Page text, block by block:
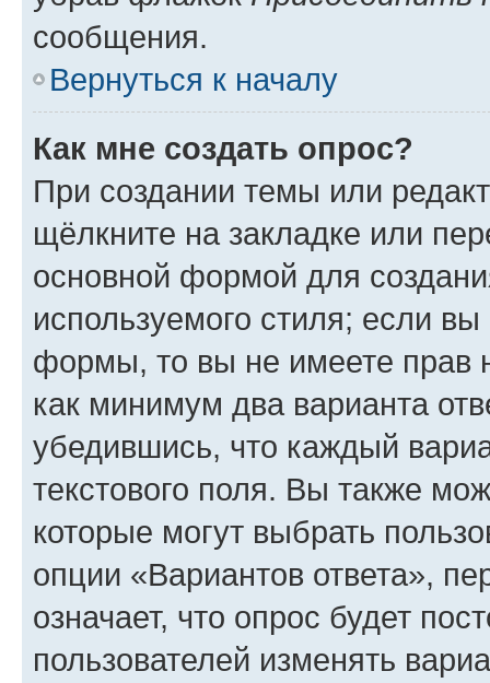
сообщения.
Вернуться к началу
Как мне создать опрос?
При создании темы или
щёлкните на закладке или
основной формой для
используемого стиля; если
формы, то вы не имеете прав
как минимум два варианта
убедившись, что каждый
текстового поля. Вы также
которые могут выбрать
опции «Вариантов ответа»,
означает, что опрос будет
пользователей изменять